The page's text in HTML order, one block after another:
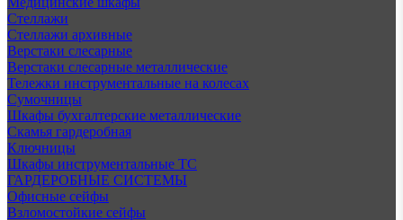
Стеллажи
Стеллажи архивные
Верстаки слесарные
Верстаки слесарные металлические
Тележки инструментальные на колесах
Сумочницы
Шкафы бухгалтерские металлические
Скамья гардеробная
Ключницы
Шкафы инструментальные ТС
ГАРДЕРОБНЫЕ СИСТЕМЫ
Офисные сейфы
Взломостойкие сейфы